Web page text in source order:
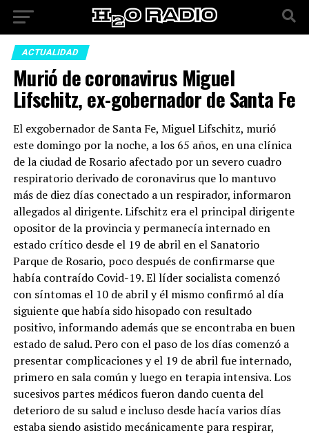
ACTUALIDAD
Murió de coronavirus Miguel
Lifschitz, ex-gobernador de Santa Fe
El exgobernador de Santa Fe, Miguel Lifschitz, murió
este domingo por la noche, a los 65 años, en una clínica
de la ciudad de Rosario afectado por un severo cuadro
respiratorio derivado de coronavirus que lo mantuvo
más de diez días conectado a un respirador, informaron
allegados al dirigente. Lifschitz era el principal dirigente
opositor de la provincia y permanecía internado en
estado crítico desde el 19 de abril en el Sanatorio
Parque de Rosario, poco después de confirmarse que
había contraído Covid-19. El líder socialista comenzó
con síntomas el 10 de abril y él mismo confirmó al día
siguiente que había sido hisopado con resultado
positivo, informando además que se encontraba en buen
estado de salud. Pero con el paso de los días comenzó a
presentar complicaciones y el 19 de abril fue internado,
primero en sala común y luego en terapia intensiva. Los
sucesivos partes médicos fueron dando cuenta del
deterioro de su salud e incluso desde hacía varios días
estaba siendo asistido mecánicamente para respirar,